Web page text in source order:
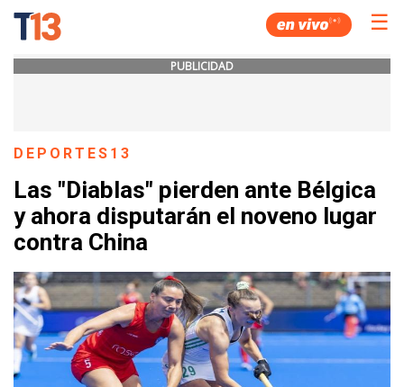
☰
PUBLICIDAD
DEPORTES13
Las "Diablas" pierden ante Bélgica
y ahora disputarán el noveno lugar
contra China